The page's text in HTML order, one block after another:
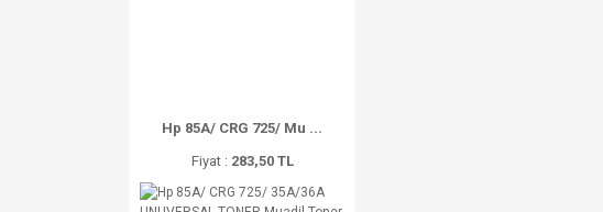
Hp 85A/ CRG 725/ Mu ...
Fiyat : 283,50 TL